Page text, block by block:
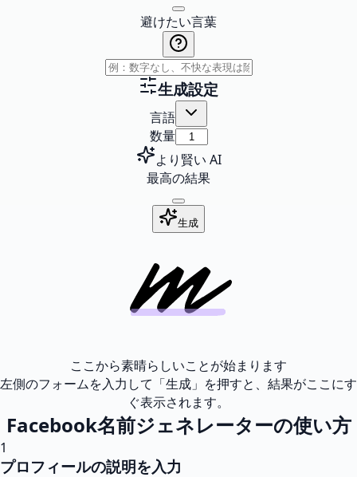
避けたい言葉
生成設定
言語
数量
より賢い AI
最高の結果
生成
ここから素晴らしいことが始まります
左側のフォームを入力して「生成」を押すと、結果がここにす
ぐ表示されます。
Facebook名前ジェネレーターの使い方
1
プロフィールの説明を入力